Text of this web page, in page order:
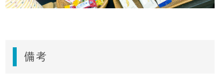
備考